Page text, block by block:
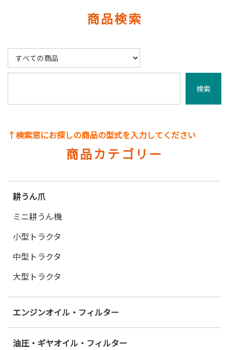
商品検索
↑検索窓にお探しの商品の型式を入力してください
商品カテゴリー
耕うん爪
ミニ耕うん機
小型トラクタ
中型トラクタ
大型トラクタ
エンジンオイル・フィルター
油圧・ギヤオイル・フィルター